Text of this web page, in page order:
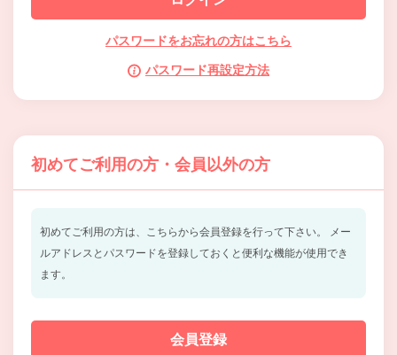
パスワードをお忘れの方はこちら
パスワード再設定方法
初めてご利用の方・会員以外の方
初めてご利用の方は、こちらから会員登録を行って下さい。
メー
ルアドレスとパスワードを登録しておくと便利な機能が使用でき
ます。
会員登録